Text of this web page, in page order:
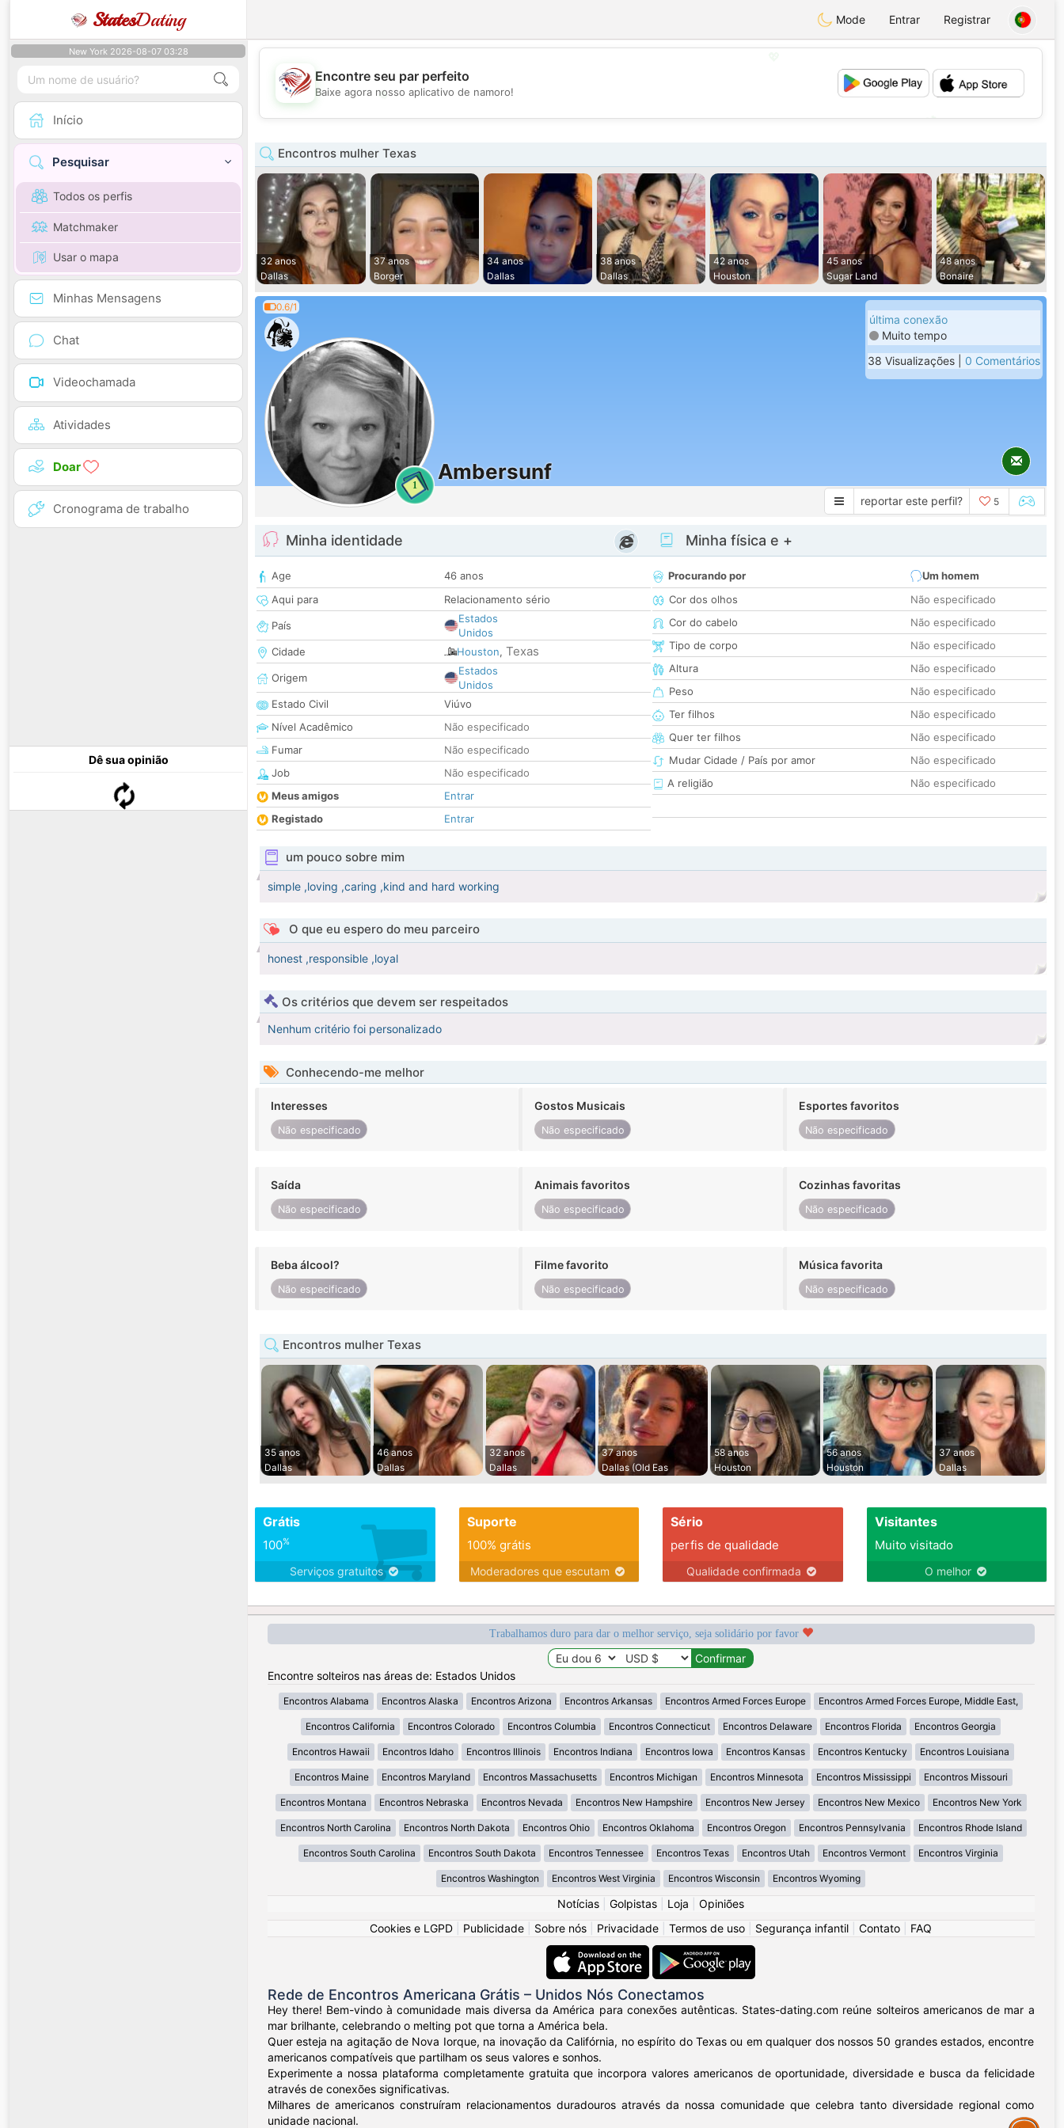
StatesDating Mode Entrar Registrar
New York 2026-08-07 03:28
Início
Pesquisar
Todos os perfis
Matchmaker
Usar o mapa
Minhas Mensagens
Chat
Videochamada
Atividades
Doar
Cronograma de trabalho
Dê sua opinião
💕
Encontre seu par perfeito
Baixe agora nosso aplicativo de namoro!
Encontros mulher Texas
32 anos
Dallas
37 anos
Borger
34 anos
Dallas
38 anos
Dallas
42 anos
Houston
45 anos
Sugar Land
48 anos
Bonaire
0.6/1
1
Ambersunf
última conexão
Muito tempo
38 Visualizações | 0 Comentários
reportar este perfil? 5
Minha identidade
Age
46 anos
Aqui para
Relacionamento sério
País
Estados
Unidos
Cidade
Houston, Texas
Origem
Estados
Unidos
Estado Civil
Viúvo
Nível Acadêmico
Não especificado
Fumar
Não especificado
Job
Não especificado
Meus amigos
Entrar
Registado
Entrar
Minha física e +
Procurando por
Um homem
Cor dos olhos
Não especificado
Cor do cabelo
Não especificado
Tipo de corpo
Não especificado
Altura
Não especificado
Peso
Não especificado
Ter filhos
Não especificado
Quer ter filhos
Não especificado
Mudar Cidade / País por amor
Não especificado
A religião
Não especificado
um pouco sobre mim
simple ,loving ,caring ,kind and hard working
O que eu espero do meu parceiro
honest ,responsible ,loyal
Os critérios que devem ser respeitados
Nenhum critério foi personalizado
Conhecendo-me melhor
Interesses
Não especificado
Gostos Musicais
Não especificado
Esportes favoritos
Não especificado
Saída
Não especificado
Animais favoritos
Não especificado
Cozinhas favoritas
Não especificado
Beba álcool?
Não especificado
Filme favorito
Não especificado
Música favorita
Não especificado
Encontros mulher Texas
35 anos
Dallas
46 anos
Dallas
32 anos
Dallas
37 anos
Dallas (Old Eas
58 anos
Houston
56 anos
Houston
37 anos
Dallas
Grátis
100%
Serviços gratuitos
Suporte
100% grátis
Moderadores que escutam
Sério
perfis de qualidade
Qualidade confirmada
Visitantes
Muito visitado
O melhor
Trabalhamos duro para dar o melhor serviço, seja solidário por favor
Encontre solteiros nas áreas de: Estados Unidos
Encontros Alabama Encontros Alaska Encontros Arizona Encontros Arkansas Encontros Armed Forces Europe Encontros Armed Forces Europe, Middle East,
Encontros California Encontros Colorado Encontros Columbia Encontros Connecticut Encontros Delaware Encontros Florida Encontros Georgia
Encontros Hawaii Encontros Idaho Encontros Illinois Encontros Indiana Encontros Iowa Encontros Kansas Encontros Kentucky Encontros Louisiana
Encontros Maine Encontros Maryland Encontros Massachusetts Encontros Michigan Encontros Minnesota Encontros Mississippi Encontros Missouri
Encontros Montana Encontros Nebraska Encontros Nevada Encontros New Hampshire Encontros New Jersey Encontros New Mexico Encontros New York
Encontros North Carolina Encontros North Dakota Encontros Ohio Encontros Oklahoma Encontros Oregon Encontros Pennsylvania Encontros Rhode Island
Encontros South Carolina Encontros South Dakota Encontros Tennessee Encontros Texas Encontros Utah Encontros Vermont Encontros Virginia
Encontros Washington Encontros West Virginia Encontros Wisconsin Encontros Wyoming
Notícias Golpistas Loja
Opiniões
Cookies e LGPD
Publicidade Sobre nós Privacidade Termos de uso Segurança infantil Contato FAQ
Rede de Encontros Americana Grátis – Unidos Nós Conectamos
Hey there! Bem-vindo à comunidade mais diversa da América para conexões autênticas. States-dating.com reúne solteiros americanos de mar a
mar brilhante, celebrando o melting pot que torna a América bela.
Quer esteja na agitação de Nova Iorque, na inovação da Califórnia, no espírito do Texas ou em qualquer dos nossos 50 grandes estados, encontre
americanos compatíveis que partilham os seus valores e sonhos.
Experimente a nossa plataforma completamente gratuita que incorpora valores americanos de oportunidade, diversidade e busca da felicidade
através de conexões significativas.
Milhares de americanos construíram relacionamentos duradouros através da nossa comunidade que celebra tanto diversidade regional como
unidade nacional.